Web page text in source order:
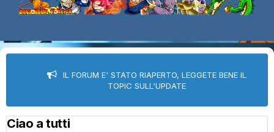
IL FORUM E' STATO RIAPERTO, LEGGETE BENE IL
TOPIC SULL'UPDATE
Ciao a tutti